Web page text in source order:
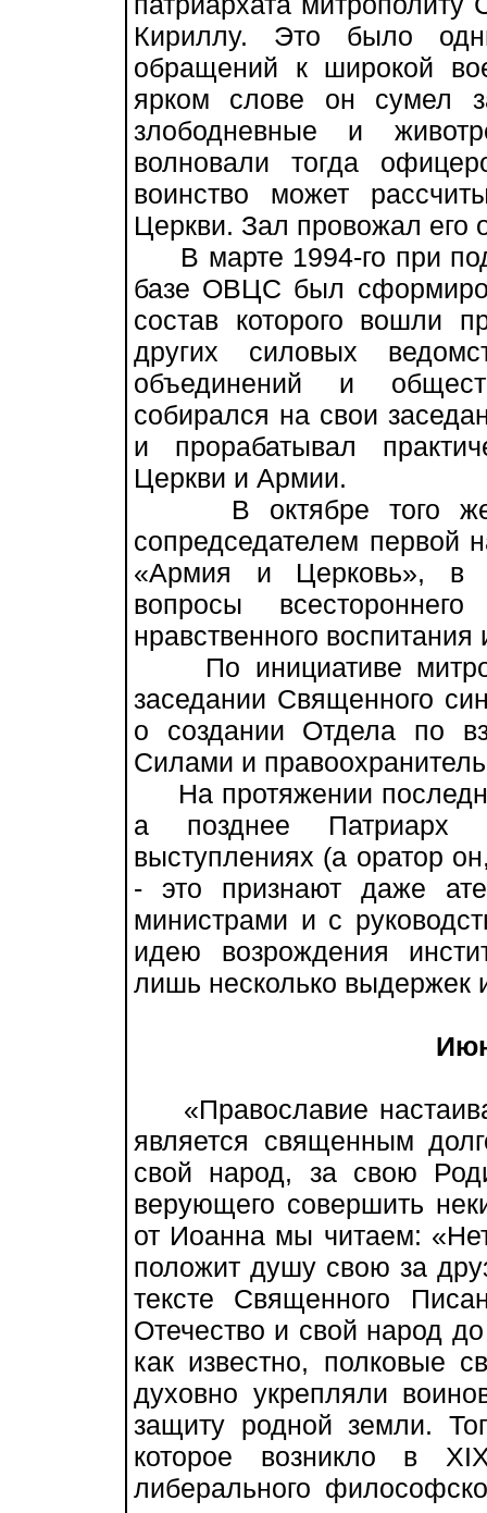
Кириллу. Это было
обращений к широкой
ярком слове он сумел
злободневные и
волновали тогда
воинство может
Церкви. Зал провожал его
В марте 1994-го при
базе ОВЦС был
состав которого вошли
других силовых
объединений и
собирался на свои
и прорабатывал
Церкви и Армии.
В октябре того же
сопредседателем первой
«Армия и Церковь», в
вопросы
нравственного
По инициативе
заседании Священного
о создании Отдела по
Силами и
На протяжении
а позднее Патриарх
выступлениях (а оратор
- это признают даже
министрами и с
идею возрождения
лишь несколько выдержек
«Православие
является священным
свой народ, за свою
верующего совершить
от Иоанна мы читаем:
положит душу свою за
тексте Священного
Отечество и свой народ
как известно, полковые
духовно укрепляли
защиту родной земли.
которое возникло в
либерального